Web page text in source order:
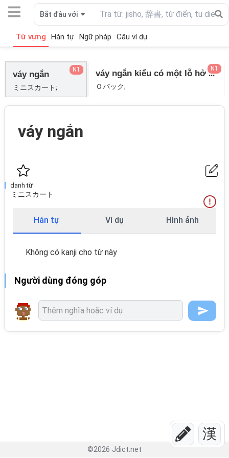
漢
Bắt đầu với
Từ vựng Hán tự Ngữ pháp Câu ví dụ
váy ngắn
ミニスカート;
N1 váy ngắn kiểu có một lỗ hở ở phần mông
Ｏバック;
N1
váy ngắn
danh từ
ミニスカート
Hán tự Ví dụ Hình ảnh
Không có kanji cho từ này
Người dùng đóng góp
©2026 Jdict.net